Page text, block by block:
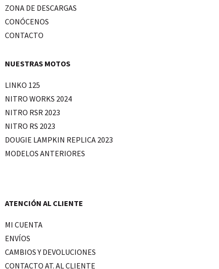
ZONA DE DESCARGAS
CONÓCENOS
CONTACTO
NUESTRAS MOTOS
LINKO 125
NITRO WORKS 2024
NITRO RSR 2023
NITRO RS 2023
DOUGIE LAMPKIN REPLICA 2023
MODELOS ANTERIORES
ATENCIÓN AL CLIENTE
MI CUENTA
ENVÍOS
CAMBIOS Y DEVOLUCIONES
CONTACTO AT. AL CLIENTE